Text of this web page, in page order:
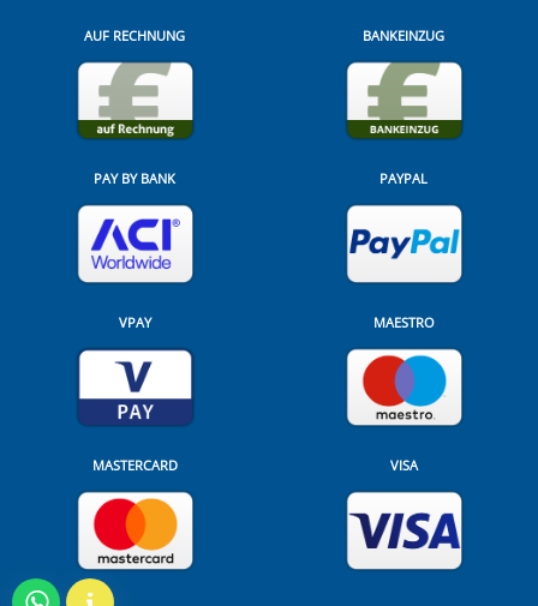
AUF RECHNUNG BANKEINZUG
PAY BY BANK PAYPAL
VPAY MAESTRO
MASTERCARD VISA